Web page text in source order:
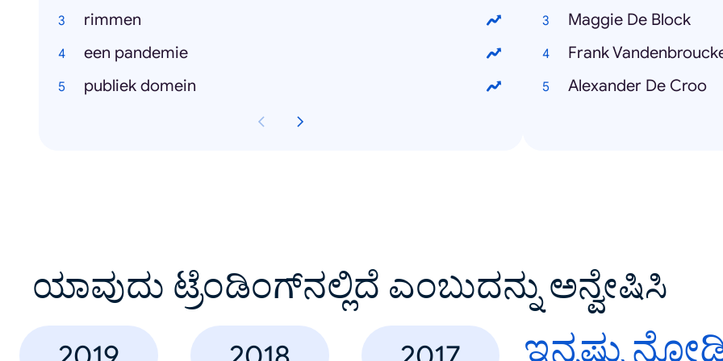
rimmen
een pandemie
publiek domein
Maggie De Block
Frank
Alexander De Croo
ಯಾವುದು ಟ್ರೆಂಡಿಂಗ್‌ನಲ್ಲಿದೆ ಎಂಬುದನ್ನು ಅನ್ವೇಷಿಸಿ
ಇನ್ನಷ್ಟು